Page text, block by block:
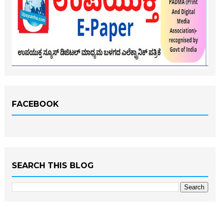
FACEBOOK
SEARCH THIS BLOG